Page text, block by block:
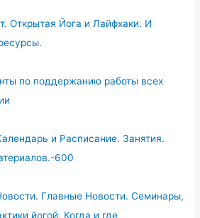
Открытая Йога и Лайфхаки. И
по поддержанию работы всех
и Расписание. Занятия.
600
Главные Новости. Семинары,
йогой. Когда и где